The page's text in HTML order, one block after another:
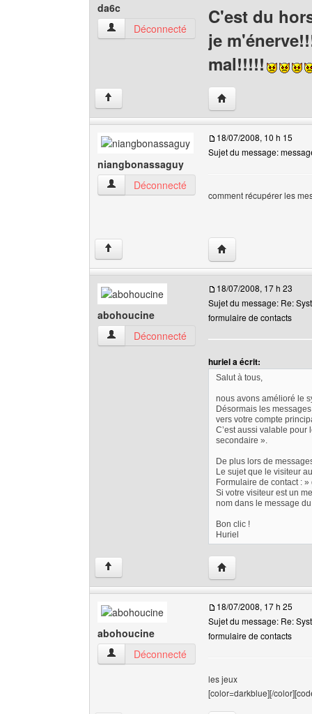
da6c
da6c Voir le profil de l'utilisateur
Déconnecté
C'est du
je
mal!!!!!
↑ Visiter le site web de
niangbonassaguy
niangbonassaguy Voir le profil de l'utilisateur
Déconnecté
18/07/2008, 10 h 15
Sujet du message:
comment récupérer les
↑ Visiter le site web
abohoucine
abohoucine Voir le profil de l'utilisateur
Déconnecté
18/07/2008, 17 h 23
Sujet du message: Re:
formulaire de contacts
huriel a écrit:
Salut à tous,
nous avons amélioré le
Désormais les
vers votre compte
C’est aussi valable pour
secondaire ».
De plus lors de
Le sujet que le visiteur
Formulaire de contact :
Si votre visiteur est un
nom dans le message
Bon clic !
Huriel
↑ Visiter le site web
abohoucine
abohoucine Voir le profil de l'utilisateur
Déconnecté
18/07/2008, 17 h 25
Sujet du message: Re:
formulaire de contacts
les jeux
[color=darkblue][/